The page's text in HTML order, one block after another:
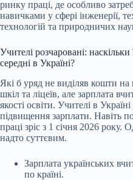
ринку праці, де особливо
навичками у сфері інженерії,
технологій та природничих
Учителі розчаровані:
середні в Україні?
Які б уряд не виділяв кошти
шкіл та ліцеїв, але зарплата
якості освіти. Учителі в
підвищення зарплати. Навіть
праці зріс з 1 січня 2026
надто суттєвим.
Зарплата українських
по країні.